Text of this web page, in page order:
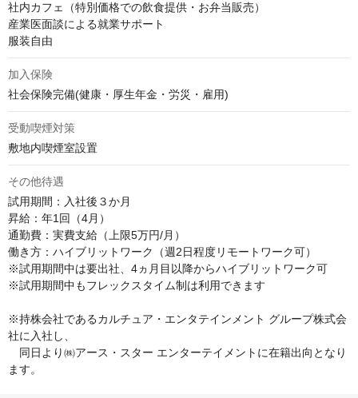
社内カフェ（特別価格での飲食提供・お弁当販売）
産業医面談による就業サポート
服装自由
加入保険
社会保険完備(健康・厚生年金・労災・雇用)
受動喫煙対策
敷地内喫煙室設置
その他待遇
試用期間：入社後３か月
昇給：年1回（4月）
通勤費：実費支給（上限5万円/月）
働き方：ハイブリットワーク（週2日程度リモートワーク可）
※試用期間中は要出社、4ヵ月目以降からハイブリットワーク可
※試用期間中もフレックスタイム制は利用できます
※持株会社であるカルチュア・エンタテインメント グループ株式会
社に入社し、
同日より㈱アース・スター エンターテイメントに在籍出向となり
ます。